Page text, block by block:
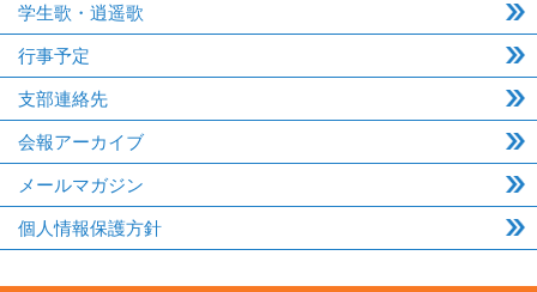
学生歌・逍遥歌
行事予定
支部連絡先
会報アーカイブ
メールマガジン
個人情報保護方針